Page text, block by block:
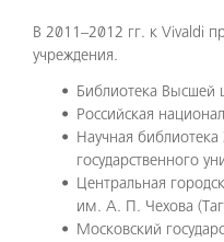
В 2011–2012 гг. к Vivaldi
учреждения.
Библиотека
Российская
Научная библиотека
государственного
Центральная
им. А. П. Чехова
Московский